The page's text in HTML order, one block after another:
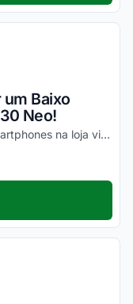
um Baixo
Neo!
Descontos imperdíveis em diversos smartphones na loja virtual, incluindo o Moto Edge 30 Neo. Confira!